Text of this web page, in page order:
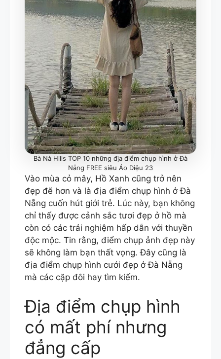
Bà Nà Hills TOP 10 những địa điểm chụp hình ở Đà
Nẵng FREE siêu Ảo Diệu 23
Vào mùa cỏ mây, Hồ Xanh cũng trở nên
đẹp đẽ hơn và là địa điểm chụp hình ở Đà
Nẵng cuốn hút giới trẻ. Lúc này, bạn không
chỉ thấy được cảnh sắc tươi đẹp ở hồ mà
còn có các trải nghiệm hấp dẫn với thuyền
độc mộc. Tin rằng, điểm chụp ảnh đẹp này
sẽ không làm bạn thất vọng. Đây cũng là
địa điểm chụp hình cưới đẹp ở Đà Nẵng
mà các cặp đôi hay tìm kiếm.
Địa điểm chụp hình
có mất phí nhưng
đẳng cấp